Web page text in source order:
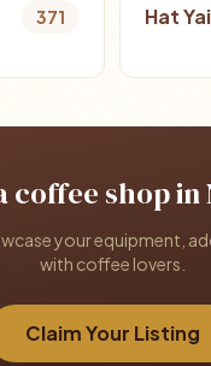
371 Hat Yai
coffee shop in
your equipment,
with coffee lovers.
Claim Your Listing